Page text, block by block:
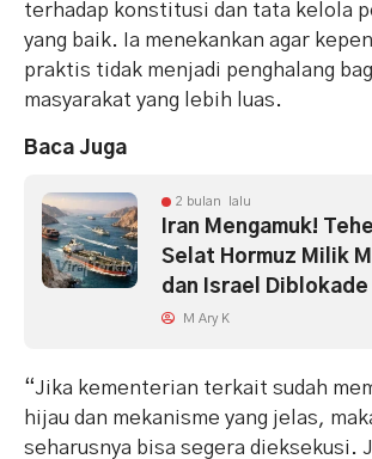
terhadap konstitusi dan tata kelola
yang baik. Ia menekankan agar
praktis tidak menjadi penghalang
masyarakat yang lebih luas.
Baca Juga
2 bulan lalu
Iran Mengamuk!
Selat Hormuz Milik
dan Israel Diblokade
M Ary K
“Jika kementerian terkait sudah
hijau dan mekanisme yang jelas,
seharusnya bisa segera dieksekusi.